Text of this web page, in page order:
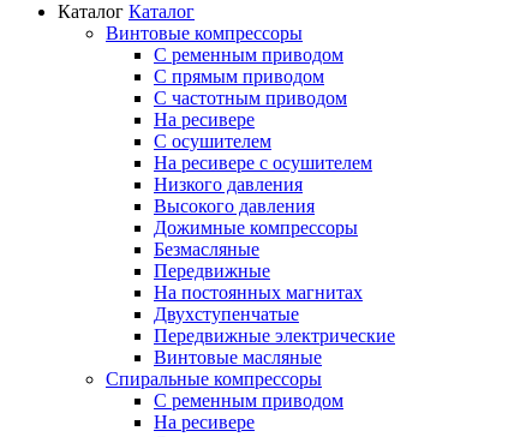
Каталог Каталог
Винтовые компрессоры
С ременным приводом
С прямым приводом
С частотным приводом
На ресивере
С осушителем
На ресивере с осушителем
Низкого давления
Высокого давления
Дожимные компрессоры
Безмасляные
Передвижные
На постоянных магнитах
Двухступенчатые
Передвижные электрические
Винтовые масляные
Спиральные компрессоры
С ременным приводом
На ресивере